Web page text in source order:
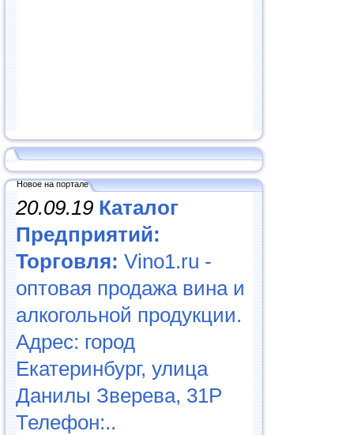
Новое на портале
20.09.19 Каталог
Предприятий:
Торговля: Vino1.ru -
оптовая продажа вина и
алкогольной продукции.
Адрес: город
Екатеринбург, улица
Данилы Зверева, 31Р
Телефон:..